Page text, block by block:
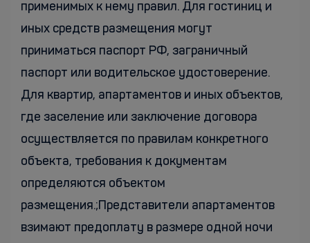
применимых к нему правил. Для гостиниц и
иных средств размещения могут
приниматься паспорт РФ, заграничный
паспорт или водительское удостоверение.
Для квартир, апартаментов и иных объектов,
где заселение или заключение договора
осуществляется по правилам конкретного
объекта, требования к документам
определяются объектом
размещения.;Представители апартаментов
взимают предоплату в размере одной ночи